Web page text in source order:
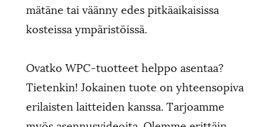
mätäne tai väänny edes pitkäaikaisissa
kosteissa ympäristöissä.
Ovatko WPC-tuotteet helppo asentaa?
Tietenkin! Jokainen tuote on yhteensopiva
erilaisten laitteiden kanssa. Tarjoamme